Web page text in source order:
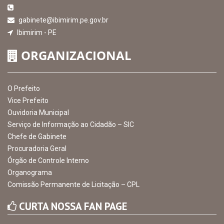
gabinete@ibimirim.pe.gov.br
Ibimirim - PE
ORGANIZACIONAL
O Prefeito
Vice Prefeito
Ouvidoria Municipal
Serviço de Informação ao Cidadão – SIC
Chefe de Gabinete
Procuradoria Geral
Órgão de Controle Interno
Organograma
Comissão Permanente de Licitação – CPL
CURTA NOSSA FAN PAGE